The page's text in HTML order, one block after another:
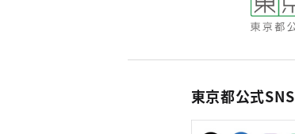
東京都公式SNS